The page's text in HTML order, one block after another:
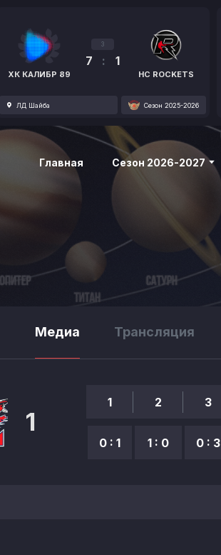
ХК КАЛИБР 89
3
7 : 1
HC ROCKETS
ЛД Шайба Сезон 2025-2026
Главная Сезон 2026-2027
Медиа Трансляция
1
1
0 : 1
2
1 : 0
3
0 : 3